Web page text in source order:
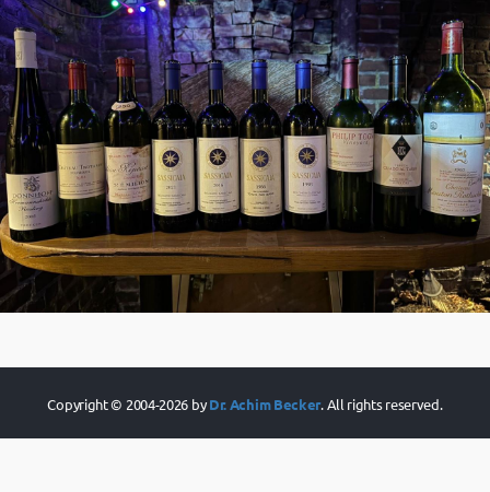
Copyright © 2004-2026 byDr. Achim Becker. All rights reserved.